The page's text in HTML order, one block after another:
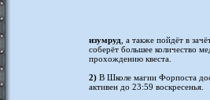
изумруд , а также пойдёт в
соберёт большее количество
прохождению квеста.
2) В Школе магии Форпоста
активен до 23:59 воскресенья.